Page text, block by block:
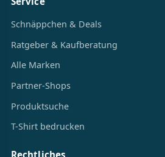
Schnäppchen & Deals
Ratgeber & Kaufberatung
Alle Marken
Partner-Shops
Produktsuche
T-Shirt bedrucken
Rechtliches